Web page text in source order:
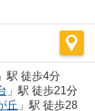
」駅 徒歩4分
」駅 徒歩21分
丘 」駅 徒歩28